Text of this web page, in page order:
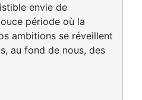
envie de
période où la
ambitions se réveillent
au fond de nous, des